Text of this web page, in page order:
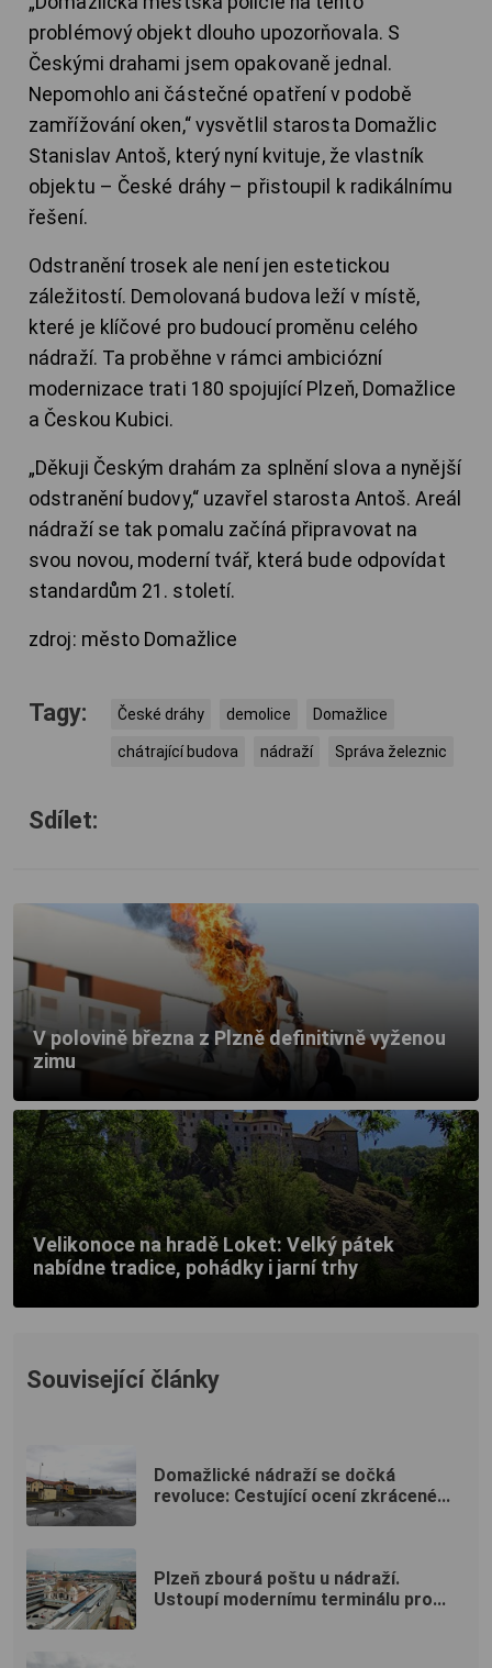
problémový objekt dlouho upozorňovala. S
Českými drahami jsem opakovaně jednal.
Nepomohlo ani částečné opatření v podobě
zamřížování oken,“ vysvětlil starosta Domažlic
Stanislav Antoš, který nyní kvituje, že vlastník
objektu – České dráhy – přistoupil k radikálnímu
řešení.
Odstranění trosek ale není jen estetickou
záležitostí. Demolovaná budova leží v místě,
které je klíčové pro budoucí proměnu celého
nádraží. Ta proběhne v rámci ambiciózní
modernizace trati 180 spojující Plzeň, Domažlice
a Českou Kubici.
„Děkuji Českým drahám za splnění slova a nynější
odstranění budovy,“ uzavřel starosta Antoš. Areál
nádraží se tak pomalu začíná připravovat na
svou novou, moderní tvář, která bude odpovídat
standardům 21. století.
zdroj: město Domažlice
Tagy: České dráhy demolice Domažlice
chátrající budova nádraží Správa železnic
Sdílet:
V polovině března z Plzně definitivně vyženou
zimu
Velikonoce na hradě Loket: Velký pátek
nabídne tradice, pohádky i jarní trhy
Související články
Domažlické nádraží se dočká
revoluce: Cestující ocení zkrácené...
Plzeň zbourá poštu u nádraží.
Ustoupí modernímu terminálu pro...